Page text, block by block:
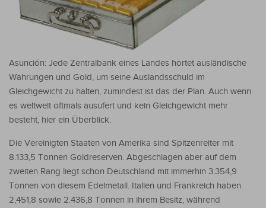
Asunción: Jede Zentralbank eines Landes hortet ausländische
Währungen und Gold, um seine Auslandsschuld im
Gleichgewicht zu halten, zumindest ist das der Plan. Auch wenn
es weltweit oftmals ausufert und kein Gleichgewicht mehr
besteht, hier ein Überblick.
Die Vereinigten Staaten von Amerika sind Spitzenreiter mit
8.133,5 Tonnen Goldreserven. Abgeschlagen aber auf dem
zweiten Rang liegt schon Deutschland mit immerhin 3.354,9
Tonnen von diesem Edelmetall. Italien und Frankreich haben
2,451,8 sowie 2.436,8 Tonnen in ihrem Besitz, während